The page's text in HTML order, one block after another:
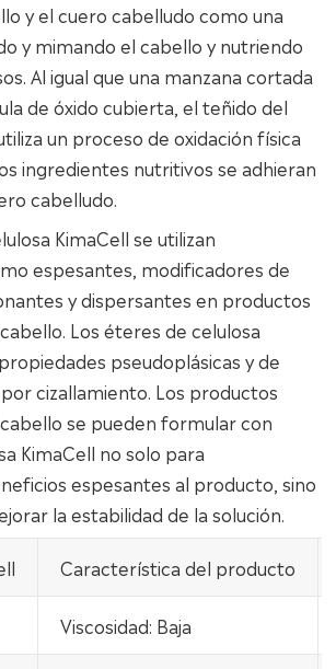
y el cuero cabelludo como una
y mimando el cabello y nutriendo
Al igual que una manzana cortada
de óxido cubierta, el teñido del
un proceso de oxidación física
ingredientes nutritivos se adhieran
cabelludo.
KimaCell se utilizan
espesantes, modificadores de
y dispersantes en productos
Los éteres de celulosa
pseudoplásicas y de
cizallamiento. Los productos
se pueden formular con
KimaCell no solo para
espesantes al producto, sino
la estabilidad de la solución.
Característica del producto
Viscosidad: Baja